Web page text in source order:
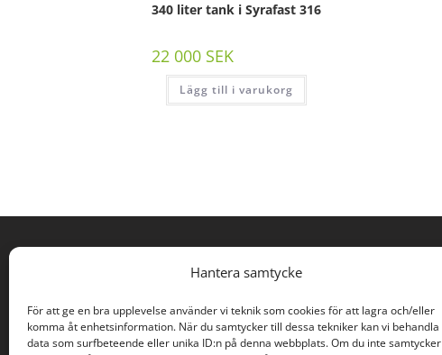
Hantera samtycke
För att ge en bra upplevelse använder vi teknik som cookies för att lagra och/eller
komma åt enhetsinformation. När du samtycker till dessa tekniker kan vi behandla
data som surfbeteende eller unika ID:n på denna webbplats. Om du inte samtycker
340 liter tank i Syrafast 316
22 000 SEK
Lägg till i varukorg
891 78 Bonässund
info@processoverskott.se